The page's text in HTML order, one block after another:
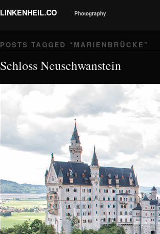
LINKENHEIL.CO Photography
POSTS TAGGED “ MARIENBRÜCKE ”
Schloss Neuschwanstein